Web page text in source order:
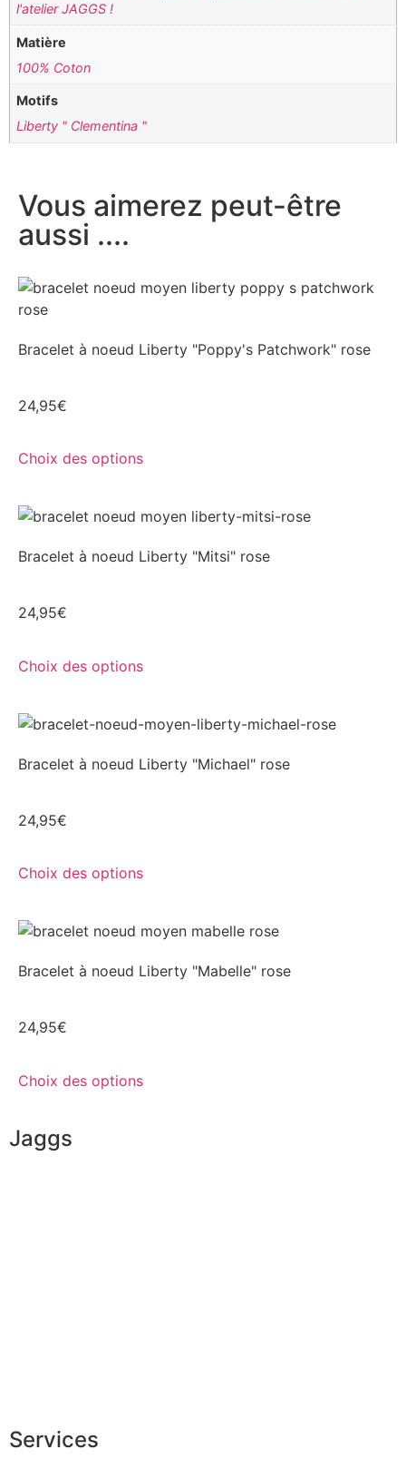
l'atelier JAGGS !
Matière
100% Coton
Motifs
Liberty " Clementina "
Vous aimerez peut-être
aussi ....
Bracelet à noeud Liberty "Poppy's Patchwork" rose
24,95€
Choix des options
Bracelet à noeud Liberty "Mitsi" rose
24,95€
Choix des options
Bracelet à noeud Liberty "Michael" rose
24,95€
Choix des options
Bracelet à noeud Liberty "Mabelle" rose
24,95€
Choix des options
Jaggs
Services